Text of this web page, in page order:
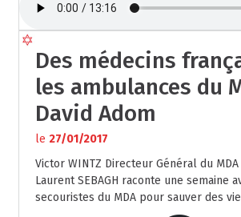
Des médecins
les ambulances du
David Adom
le 27/01/2017
Victor WINTZ Directeur Général du
Laurent SEBAGH raconte une semaine
secouristes du MDA pour sauver des